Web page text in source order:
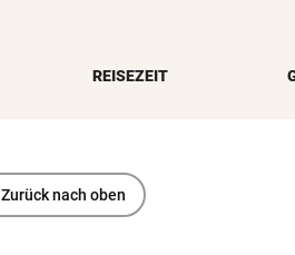
REISEZEIT
Zurück nach oben